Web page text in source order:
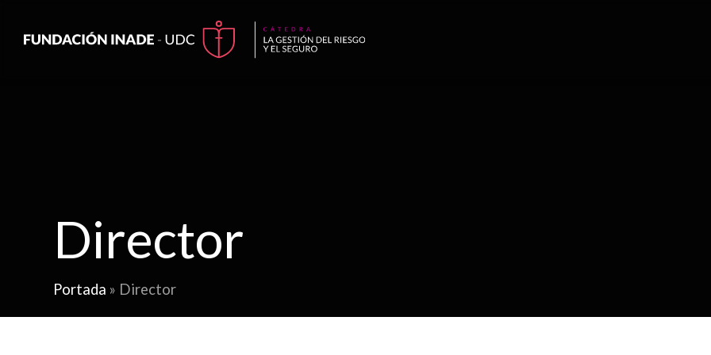
Director
Portada » Director